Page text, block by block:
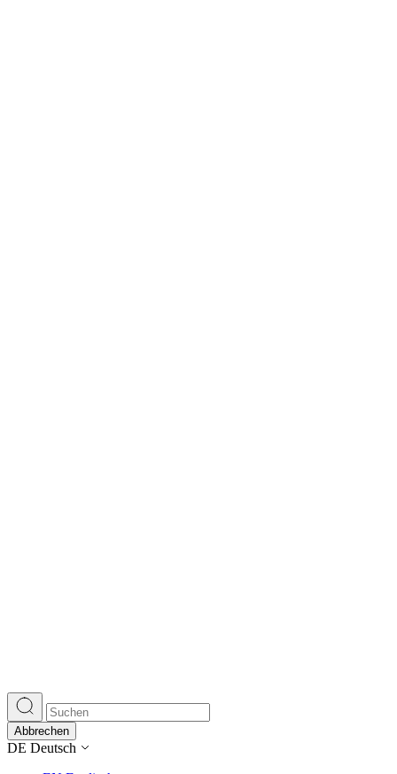
Abbrechen
DE Deutsch